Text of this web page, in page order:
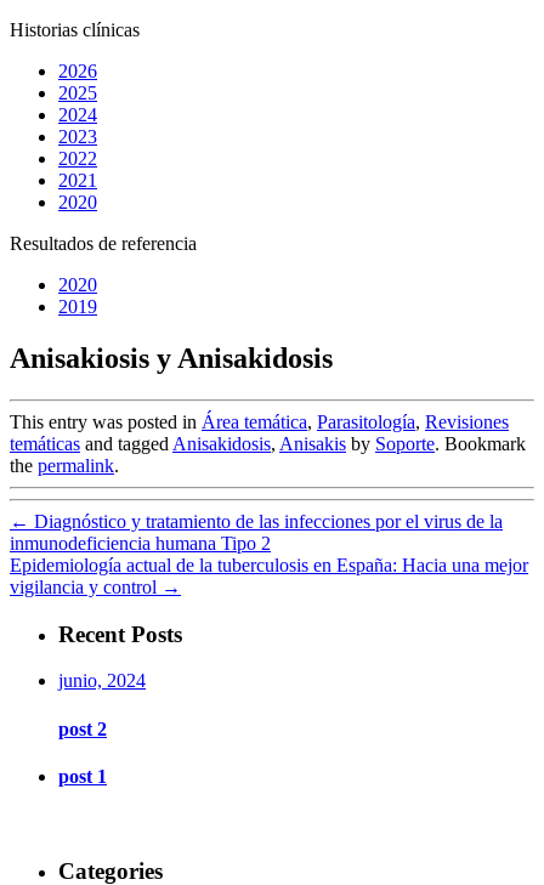
Historias clínicas
2026
2025
2024
2023
2022
2021
2020
Resultados de referencia
2020
2019
Anisakiosis y Anisakidosis
This entry was posted in Área temática, Parasitología, Revisiones
temáticas and tagged Anisakidosis, Anisakis by Soporte. Bookmark
the permalink.
← Diagnóstico y tratamiento de las infecciones por el virus de la
inmunodeficiencia humana Tipo 2
Epidemiología actual de la tuberculosis en España: Hacia una mejor
vigilancia y control →
Recent Posts
junio, 2024
post 2
post 1
Categories